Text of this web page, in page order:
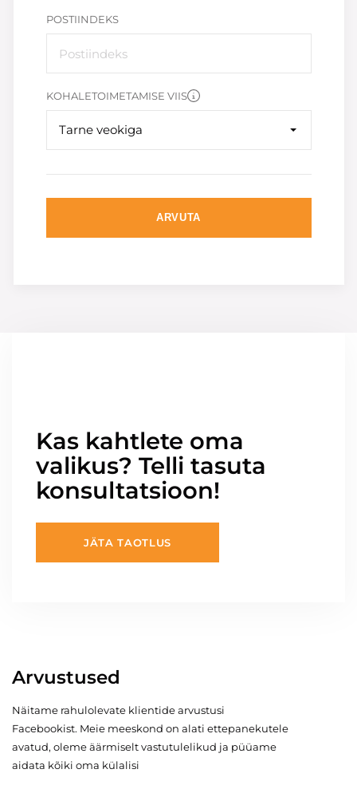
POSTIINDEKS
KOHALETOIMETAMISE VIIS
Tarne veokiga
ARVUTA
Kas kahtlete oma
valikus? Telli tasuta
konsultatsioon!
JÄTA TAOTLUS
Arvustused
Näitame rahulolevate klientide arvustusi
Facebookist. Meie meeskond on alati ettepanekutele
avatud, oleme äärmiselt vastutulelikud ja püüame
aidata kõiki oma külalisi